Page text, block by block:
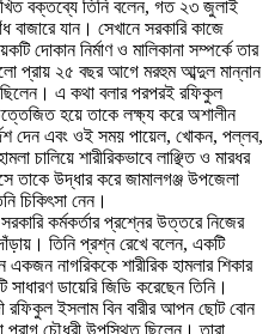
বক্তব্যে তিনি বলেন, গত ২৩ জুলাই
বাজারে যান। সেখানে সরকারি কাজে
দোকান নির্মাণ ও মালিকানা সম্পর্কে তার
প্রায় ২৫ বছর আগে মরহুম আব্দুল মান্নান
এ কথা বলার পরপরই রফিকুল
হয়ে তাকে লক্ষ্য করে অশালীন
দেন এবং ওই সময় পায়েল, খোকন, পল্লব,
চালিয়ে শারীরিকভাবে লাঞ্ছিত ও মারধর
উদ্ধার করে জামালগঞ্জ উপজেলা
চিকিৎসা নেন।
কর্মকর্তার প্রশ্নের উত্তরে নিজের
তিনি প্রশ্ন রেখে বলেন, একটি
নাগরিককে শারীরিক হামলার শিকার
ডায়েরি জিডি করেছেন তিনি।
রফিকুল ইসলাম বিন বারীর আপন ছোট বোন
চৌধুরী উপস্থিত ছিলেন। তারা